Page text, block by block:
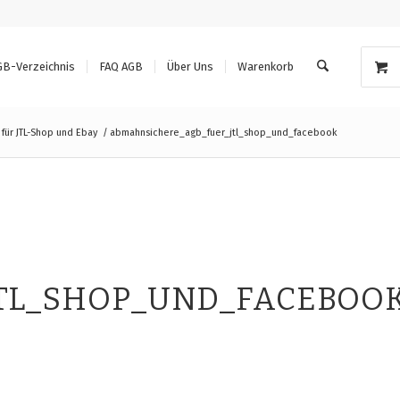
Verzeichnis FAQ AGB Über Uns Warenkorb
JTL-Shop und Ebay / abmahnsichere_agb_fuer_jtl_shop_und_facebook